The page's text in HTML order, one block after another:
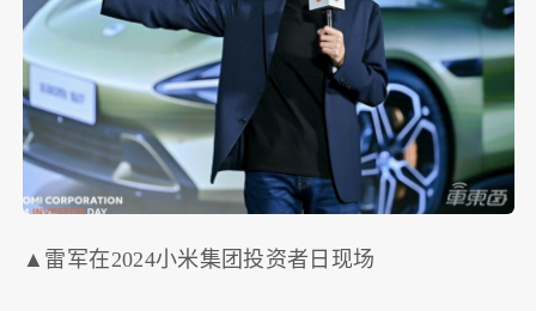
▲雷军在2024小米集团投资者日现场